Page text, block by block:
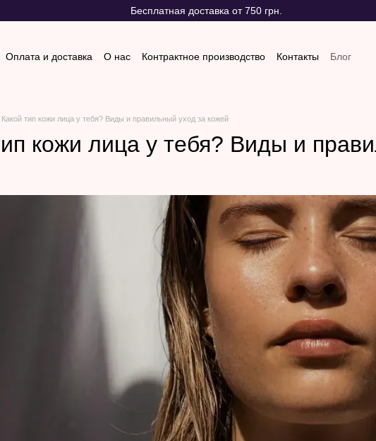
Бесплатная доставка от 750 грн.
Оплата и доставка О нас Контрактное производство Контакты
Блог
Какой тип кожи лица у тебя? Виды и правильный уход за кожей
кожи лица у тебя? Виды и